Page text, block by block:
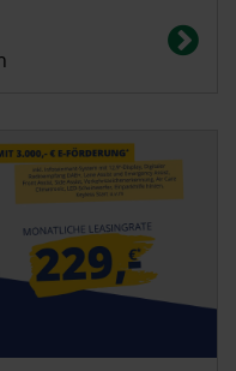
14,0; CO2-Emissionen
bis 552 km